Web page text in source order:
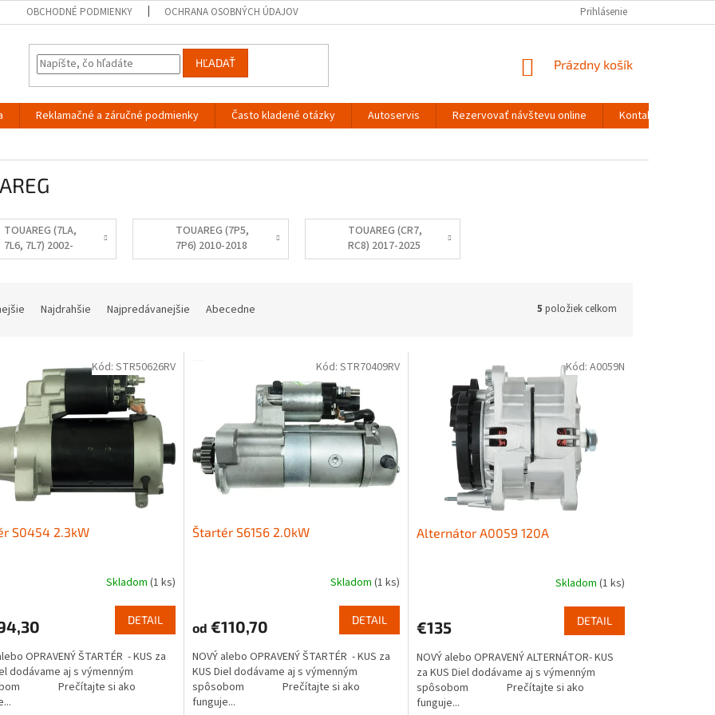
OBCHODNÉ PODMIENKY OCHRANA OSOBNÝCH ÚDAJOV Prihlásenie
HĽADAŤ
NÁKUPNÝ
Prázdny košík
Reklamačné a záručné podmienky Často kladené otázky Autoservis Rezervovať návštevu online
Kontakty
TOUAREG (7LA,
7L6, 7L7) 2002-
2013
TOUAREG (7P5,
7P6) 2010-2018
TOUAREG (CR7,
RC8) 2017-2025
Najdrahšie Najpredávanejšie Abecedne 5 položiek celkom
S0454 2.3kW
Skladom (1 ks)
DETAIL
OPRAVENÝ ŠTARTÉR - KUS za
dodávame aj s výmenným
Prečítajte si ako
Kód: STR50626RV
Štartér S6156 2.0kW
Skladom (1 ks)
od €110,70 DETAIL
NOVÝ alebo OPRAVENÝ ŠTARTÉR - KUS za
KUS Diel dodávame aj s výmenným
spôsobom Prečítajte si ako
funguje...
Kód: STR70409RV
Alternátor A0059 120A
Skladom (1 ks)
€135 DETAIL
NOVÝ alebo OPRAVENÝ ALTERNÁTOR- KUS
za KUS Diel dodávame aj s výmenným
spôsobom Prečítajte si ako
funguje...
Kód: A0059N